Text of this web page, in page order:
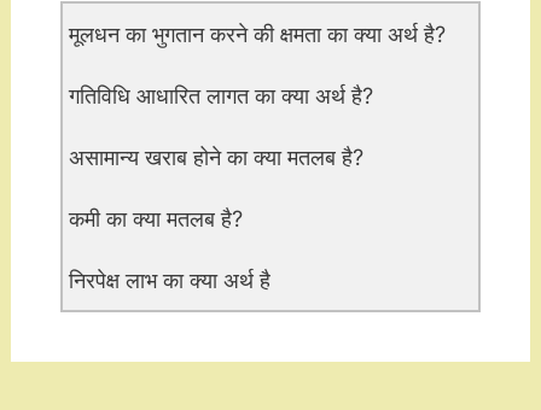
मूलधन का भुगतान करने की क्षमता का क्या अर्थ है?
गतिविधि आधारित लागत का क्या अर्थ है?
असामान्य खराब होने का क्या मतलब है?
कमी का क्या मतलब है?
निरपेक्ष लाभ का क्या अर्थ है